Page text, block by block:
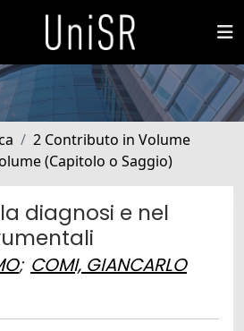
2 Contributo in Volume
(Capitolo o Saggio)
diagnosi e nel
; COMI, GIANCARLO